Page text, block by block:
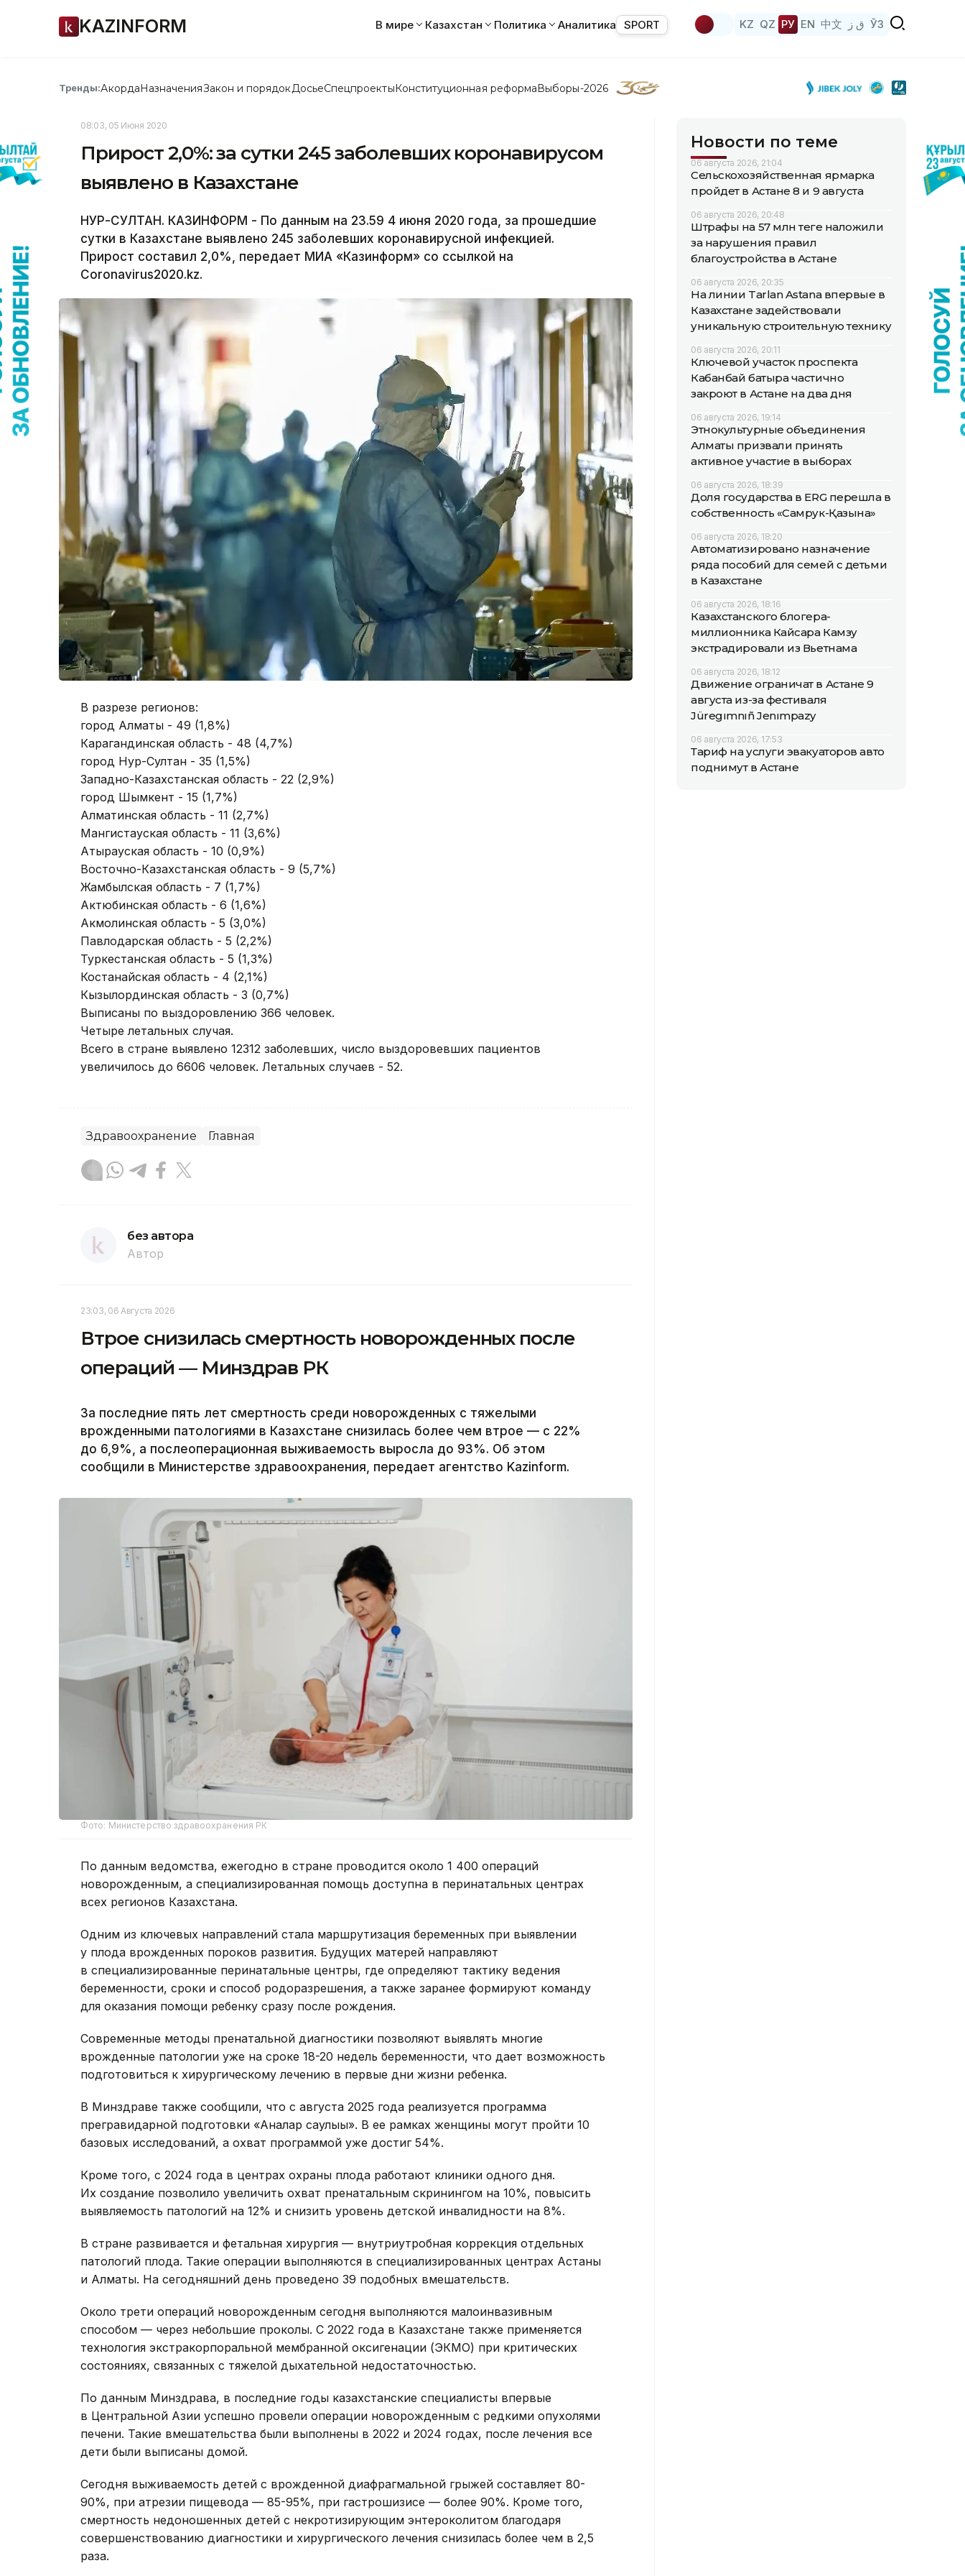
KAZINFORM В мире Казахстан Политика Аналитика SPORT KZ QZ РУ EN 中文 ق ز ЎЗ
Тренды:АкордаНазначенияЗакон и порядок ДосьеСпецпроектыКонституционная реформаВыборы-2026
08:03, 05 Июня 2020
Прирост 2,0%: за сутки 245 заболевших коронавирусом
выявлено в Казахстане
НУР-СУЛТАН. КАЗИНФОРМ - По данным на 23.59 4 июня 2020 года, за прошедшие
сутки в Казахстане выявлено 245 заболевших коронавирусной инфекцией.
Прирост составил 2,0%, передает МИА «Казинформ» со ссылкой на
Coronavirus2020.kz.
В разрезе регионов:
город Алматы - 49 (1,8%)
Карагандинская область - 48 (4,7%)
город Нур-Султан - 35 (1,5%)
Западно-Казахстанская область - 22 (2,9%)
город Шымкент - 15 (1,7%)
Алматинская область - 11 (2,7%)
Мангистауская область - 11 (3,6%)
Атырауская область - 10 (0,9%)
Восточно-Казахстанская область - 9 (5,7%)
Жамбылская область - 7 (1,7%)
Актюбинская область - 6 (1,6%)
Акмолинская область - 5 (3,0%)
Павлодарская область - 5 (2,2%)
Туркестанская область - 5 (1,3%)
Костанайская область - 4 (2,1%)
Кызылординская область - 3 (0,7%)
Выписаны по выздоровлению 366 человек.
Четыре летальных случая.
Всего в стране выявлено 12312 заболевших, число выздоровевших пациентов
увеличилось до 6606 человек. Летальных случаев - 52.
Здравоохранение Главная
без автора
Автор
23:03, 06 Августа 2026
Втрое снизилась смертность новорожденных после
операций — Минздрав РК
За последние пять лет смертность среди новорожденных с тяжелыми
врожденными патологиями в Казахстане снизилась более чем втрое — с 22%
до 6,9%, а послеоперационная выживаемость выросла до 93%. Об этом
сообщили в Министерстве здравоохранения, передает агентство Kazinform.
Фото: Министерство здравоохранения РК
По данным ведомства, ежегодно в стране проводится около 1 400 операций
новорожденным, а специализированная помощь доступна в перинатальных центрах
всех регионов Казахстана.
Одним из ключевых направлений стала маршрутизация беременных при выявлении
у плода врожденных пороков развития. Будущих матерей направляют
в специализированные перинатальные центры, где определяют тактику ведения
беременности, сроки и способ родоразрешения, а также заранее формируют команду
для оказания помощи ребенку сразу после рождения.
Современные методы пренатальной диагностики позволяют выявлять многие
врожденные патологии уже на сроке 18-20 недель беременности, что дает возможность
подготовиться к хирургическому лечению в первые дни жизни ребенка.
В Минздраве также сообщили, что с августа 2025 года реализуется программа
прегравидарной подготовки «Аналар саулығы». В ее рамках женщины могут пройти 10
базовых исследований, а охват программой уже достиг 54%.
Кроме того, с 2024 года в центрах охраны плода работают клиники одного дня.
Их создание позволило увеличить охват пренатальным скринингом на 10%, повысить
выявляемость патологий на 12% и снизить уровень детской инвалидности на 8%.
В стране развивается и фетальная хирургия — внутриутробная коррекция отдельных
патологий плода. Такие операции выполняются в специализированных центрах Астаны
и Алматы. На сегодняшний день проведено 39 подобных вмешательств.
Около трети операций новорожденным сегодня выполняются малоинвазивным
способом — через небольшие проколы. С 2022 года в Казахстане также применяется
технология экстракорпоральной мембранной оксигенации (ЭКМО) при критических
состояниях, связанных с тяжелой дыхательной недостаточностью.
По данным Минздрава, в последние годы казахстанские специалисты впервые
в Центральной Азии успешно провели операции новорожденным с редкими опухолями
печени. Такие вмешательства были выполнены в 2022 и 2024 годах, после лечения все
дети были выписаны домой.
Сегодня выживаемость детей с врожденной диафрагмальной грыжей составляет 80-
90%, при атрезии пищевода — 85-95%, при гастрошизисе — более 90%. Кроме того,
смертность недоношенных детей с некротизирующим энтероколитом благодаря
совершенствованию диагностики и хирургического лечения снизилась более чем в 2,5
раза.
Новости по теме
06 августа 2026, 21:04
Сельскохозяйственная ярмарка
пройдет в Астане 8 и 9 августа
06 августа 2026, 20:48
Штрафы на 57 млн теңге наложили
за нарушения правил
благоустройства в Астане
06 августа 2026, 20:35
На линии Tarlan Astana впервые в
Казахстане задействовали
уникальную строительную технику
06 августа 2026, 20:11
Ключевой участок проспекта
Кабанбай батыра частично
закроют в Астане на два дня
06 августа 2026, 19:14
Этнокультурные объединения
Алматы призвали принять
активное участие в выборах
06 августа 2026, 18:39
Доля государства в ERG перешла в
собственность «Самрук-Қазына»
06 августа 2026, 18:20
Автоматизировано назначение
ряда пособий для семей с детьми
в Казахстане
06 августа 2026, 18:16
Казахстанского блогера-
миллионника Кайсара Камзу
экстрадировали из Вьетнама
06 августа 2026, 18:12
Движение ограничат в Астане 9
августа из-за фестиваля
Jüregımnıñ Jenımpazy
06 августа 2026, 17:53
Тариф на услуги эвакуаторов авто
поднимут в Астане